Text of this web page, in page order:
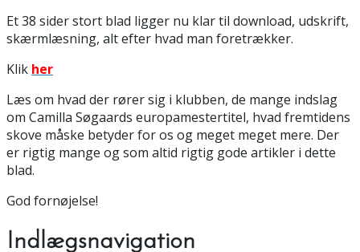
Et 38 sider stort blad ligger nu klar til download, udskrift,
skærmlæsning, alt efter hvad man foretrækker.
Klik her
Læs om hvad der rører sig i klubben, de mange indslag
om Camilla Søgaards europamestertitel, hvad fremtidens
skove måske betyder for os og meget meget mere. Der
er rigtig mange og som altid rigtig gode artikler i dette
blad.
God fornøjelse!
Indlægsnavigation